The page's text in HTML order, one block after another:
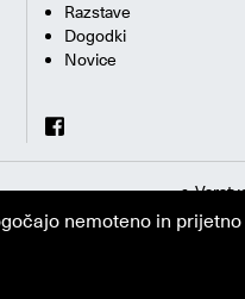
Razstave
Dogodki
Novice
nemoteno in